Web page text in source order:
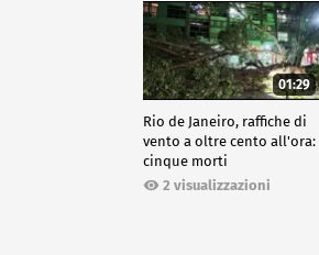
01:29
Rio de Janeiro, raffiche di
vento a oltre cento all'ora:
cinque morti
2 visualizzazioni